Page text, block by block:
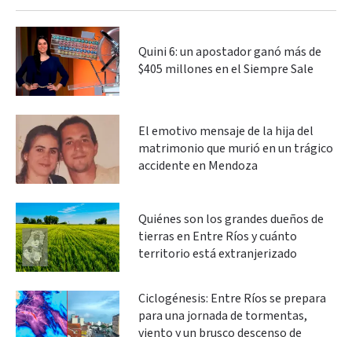
Quini 6: un apostador ganó más de
$405 millones en el Siempre Sale
El emotivo mensaje de la hija del
matrimonio que murió en un trágico
accidente en Mendoza
Quiénes son los grandes dueños de
tierras en Entre Ríos y cuánto
territorio está extranjerizado
Ciclogénesis: Entre Ríos se prepara
para una jornada de tormentas,
viento y un brusco descenso de